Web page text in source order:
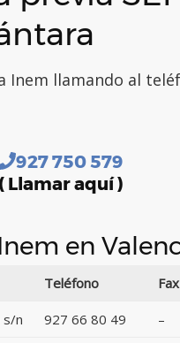
llamando al
927 750 579
( Llamar aquí )
en
Teléfono Fax
s/n 927 66 80 49 –